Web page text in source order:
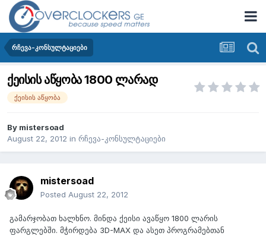
რჩევა-კონსულტაციები
ქეისის აწყობა 1800 ლარად
ქეისის აწყობა
By mistersoad
August 22, 2012 in რჩევა-კონსულტაციები
mistersoad
Posted August 22, 2012
გამარჯობათ ხალხნო. მინდა ქეისი ავაწყო 1800 ლარის
ფარგლებში. მჭირდება 3D-MAX და ასეთ პროგრამებთან